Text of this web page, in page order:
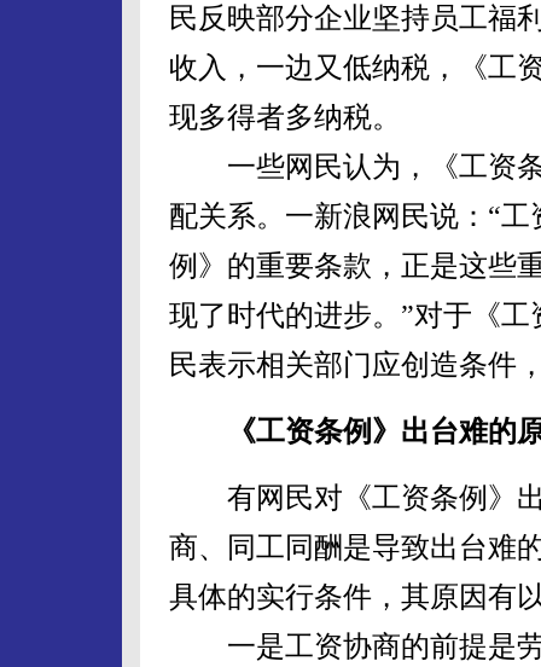
民反映部分企业坚持员工福
收入，一边又低纳税，《工
现多得者多纳税。
一些网民认为，《工资条
配关系。一新浪网民说：“
例》的重要条款，正是这些
现了时代的进步。”对于《
民表示相关部门应创造条件
《工资条例》出台难的
有网民对《工资条例》出
商、同工同酬是导致出台难
具体的实行条件，其原因有
一是工资协商的前提是劳